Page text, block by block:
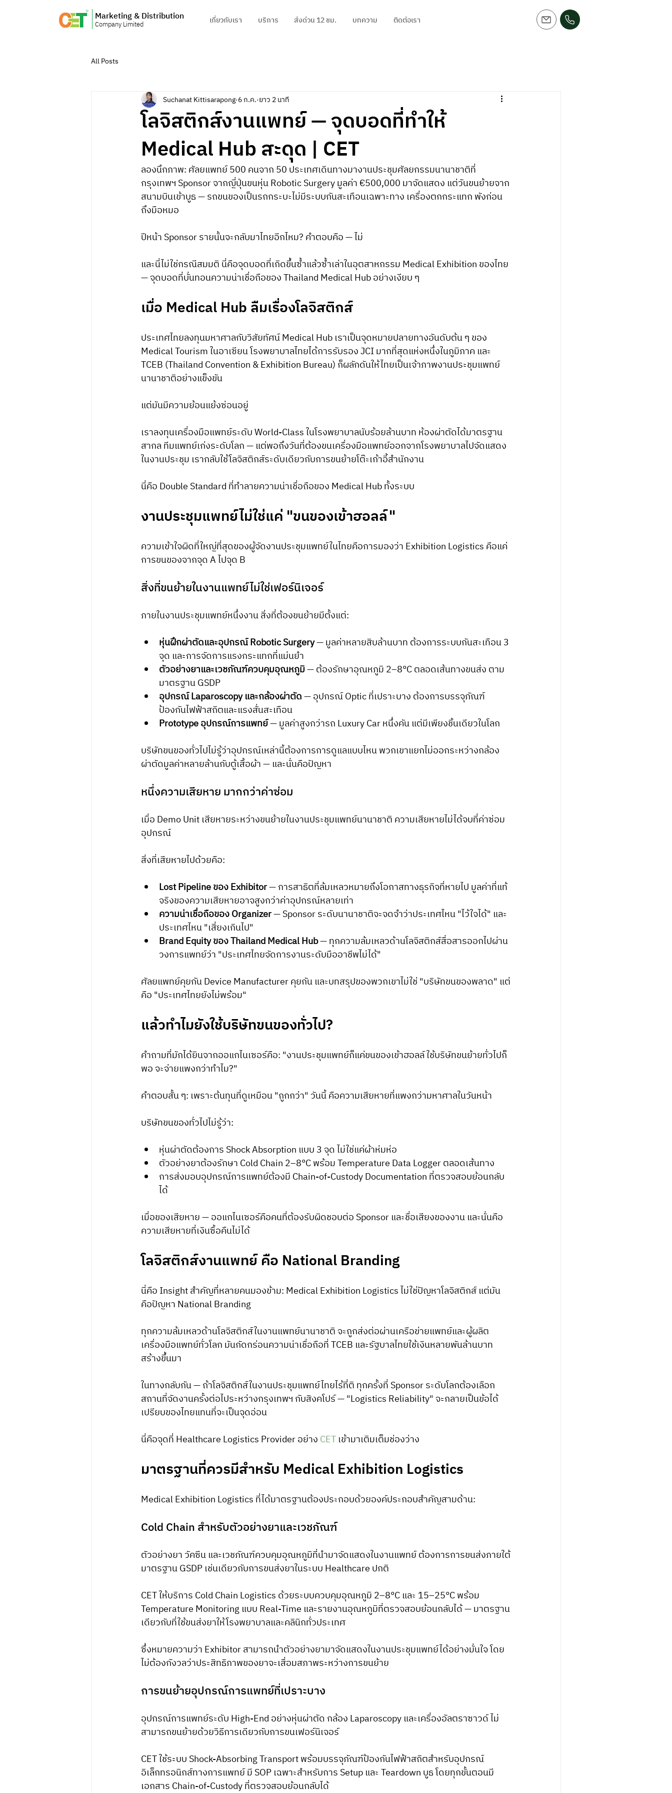
Marketing & Distribution
Company Limited เกี่ยวกับเรา บริการ ส่งด่วน 12 ชม. บทความ ติดต่อเรา
All Posts
โลจิสติกส์งานแพทย์ — จุดบอดที่ทำให้
Medical Hub สะดุด | CET
Suchanat Kittisarapong 6 ก.ค. ยาว 2 นาที
ลองนึกภาพ: ศัลยแพทย์ 500 คนจาก 50 ประเทศเดินทางมางานประชุมศัลยกรรมนานาชาติที่
กรุงเทพฯ Sponsor จากญี่ปุ่นขนหุ่น Robotic Surgery มูลค่า €500,000 มาจัดแสดง แต่วันขนย้ายจาก
สนามบินเข้าบูธ — รถขนของเป็นรถกระบะไม่มีระบบกันสะเทือนเฉพาะทาง เครื่องตกกระแทก พังก่อน
ถึงมือหมอ
ปีหน้า Sponsor รายนั้นจะกลับมาไทยอีกไหม? คำตอบคือ — ไม่
และนี่ไม่ใช่กรณีสมมติ นี่คือจุดบอดที่เกิดขึ้นซ้ำแล้วซ้ำเล่าในอุตสาหกรรม Medical Exhibition ของไทย
— จุดบอดที่บั่นทอนความน่าเชื่อถือของ Thailand Medical Hub อย่างเงียบ ๆ
เมื่อ Medical Hub ลืมเรื่องโลจิสติกส์
ประเทศไทยลงทุนมหาศาลกับวิสัยทัศน์ Medical Hub เราเป็นจุดหมายปลายทางอันดับต้น ๆ ของ
Medical Tourism ในอาเซียน โรงพยาบาลไทยได้การรับรอง JCI มากที่สุดแห่งหนึ่งในภูมิภาค และ
TCEB (Thailand Convention & Exhibition Bureau) ก็ผลักดันให้ไทยเป็นเจ้าภาพงานประชุมแพทย์
นานาชาติอย่างแข็งขัน
แต่มันมีความย้อนแย้งซ่อนอยู่
เราลงทุนเครื่องมือแพทย์ระดับ World-Class ในโรงพยาบาลนับร้อยล้านบาท ห้องผ่าตัดได้มาตรฐาน
สากล ทีมแพทย์เก่งระดับโลก — แต่พอถึงวันที่ต้องขนเครื่องมือแพทย์ออกจากโรงพยาบาลไปจัดแสดง
ในงานประชุม เรากลับใช้โลจิสติกส์ระดับเดียวกับการขนย้ายโต๊ะเก้าอี้สำนักงาน
นี่คือ Double Standard ที่ทำลายความน่าเชื่อถือของ Medical Hub ทั้งระบบ
งานประชุมแพทย์ไม่ใช่แค่ "ขนของเข้าฮอลล์"
ความเข้าใจผิดที่ใหญ่ที่สุดของผู้จัดงานประชุมแพทย์ในไทยคือการมองว่า Exhibition Logistics คือแค่
การขนของจากจุด A ไปจุด B
สิ่งที่ขนย้ายในงานแพทย์ไม่ใช่เฟอร์นิเจอร์
ภายในงานประชุมแพทย์หนึ่งงาน สิ่งที่ต้องขนย้ายมีตั้งแต่:
หุ่นฝึกผ่าตัดและอุปกรณ์ Robotic Surgery — มูลค่าหลายสิบล้านบาท ต้องการระบบกันสะเทือน 3
จุด และการจัดการแรงกระแทกที่แม่นยำ
ตัวอย่างยาและเวชภัณฑ์ควบคุมอุณหภูมิ — ต้องรักษาอุณหภูมิ 2–8°C ตลอดเส้นทางขนส่ง ตาม
มาตรฐาน GSDP
อุปกรณ์ Laparoscopy และกล้องผ่าตัด — อุปกรณ์ Optic ที่เปราะบาง ต้องการบรรจุภัณฑ์
ป้องกันไฟฟ้าสถิตและแรงสั่นสะเทือน
Prototype อุปกรณ์การแพทย์ — มูลค่าสูงกว่ารถ Luxury Car หนึ่งคัน แต่มีเพียงชิ้นเดียวในโลก
บริษัทขนของทั่วไปไม่รู้ว่าอุปกรณ์เหล่านี้ต้องการการดูแลแบบไหน พวกเขาแยกไม่ออกระหว่างกล้อง
ผ่าตัดมูลค่าหลายล้านกับตู้เสื้อผ้า — และนั่นคือปัญหา
หนึ่งความเสียหาย มากกว่าค่าซ่อม
เมื่อ Demo Unit เสียหายระหว่างขนย้ายในงานประชุมแพทย์นานาชาติ ความเสียหายไม่ได้จบที่ค่าซ่อม
อุปกรณ์
สิ่งที่เสียหายไปด้วยคือ:
Lost Pipeline ของ Exhibitor — การสาธิตที่ล้มเหลวหมายถึงโอกาสทางธุรกิจที่หายไป มูลค่าที่แท้
จริงของความเสียหายอาจสูงกว่าค่าอุปกรณ์หลายเท่า
ความน่าเชื่อถือของ Organizer — Sponsor ระดับนานาชาติจะจดจำว่าประเทศไหน "ไว้ใจได้" และ
ประเทศไหน "เสี่ยงเกินไป"
Brand Equity ของ Thailand Medical Hub — ทุกความล้มเหลวด้านโลจิสติกส์สื่อสารออกไปผ่าน
วงการแพทย์ว่า "ประเทศไทยจัดการงานระดับมืออาชีพไม่ได้"
ศัลยแพทย์คุยกัน Device Manufacturer คุยกัน และบทสรุปของพวกเขาไม่ใช่ "บริษัทขนของพลาด" แต่
คือ "ประเทศไทยยังไม่พร้อม"
แล้วทำไมยังใช้บริษัทขนของทั่วไป?
คำถามที่มักได้ยินจากออแกไนเซอร์คือ: "งานประชุมแพทย์ก็แค่ขนของเข้าฮอลล์ ใช้บริษัทขนย้ายทั่วไปก็
พอ จะจ่ายแพงกว่าทำไม?"
คำตอบสั้น ๆ: เพราะต้นทุนที่ดูเหมือน "ถูกกว่า" วันนี้ คือความเสียหายที่แพงกว่ามหาศาลในวันหน้า
บริษัทขนของทั่วไปไม่รู้ว่า:
หุ่นผ่าตัดต้องการ Shock Absorption แบบ 3 จุด ไม่ใช่แค่ผ้าห่มห่อ
ตัวอย่างยาต้องรักษา Cold Chain 2–8°C พร้อม Temperature Data Logger ตลอดเส้นทาง
การส่งมอบอุปกรณ์การแพทย์ต้องมี Chain-of-Custody Documentation ที่ตรวจสอบย้อนกลับ
ได้
เมื่อของเสียหาย — ออแกไนเซอร์คือคนที่ต้องรับผิดชอบต่อ Sponsor และชื่อเสียงของงาน และนั่นคือ
ความเสียหายที่เงินซื้อคืนไม่ได้
โลจิสติกส์งานแพทย์ คือ National Branding
นี่คือ Insight สำคัญที่หลายคนมองข้าม: Medical Exhibition Logistics ไม่ใช่ปัญหาโลจิสติกส์ แต่มัน
คือปัญหา National Branding
ทุกความล้มเหลวด้านโลจิสติกส์ในงานแพทย์นานาชาติ จะถูกส่งต่อผ่านเครือข่ายแพทย์และผู้ผลิต
เครื่องมือแพทย์ทั่วโลก มันกัดกร่อนความน่าเชื่อถือที่ TCEB และรัฐบาลไทยใช้เงินหลายพันล้านบาท
สร้างขึ้นมา
ในทางกลับกัน — ถ้าโลจิสติกส์ในงานประชุมแพทย์ไทยไร้ที่ติ ทุกครั้งที่ Sponsor ระดับโลกต้องเลือก
สถานที่จัดงานครั้งต่อไประหว่างกรุงเทพฯ กับสิงคโปร์ — "Logistics Reliability" จะกลายเป็นข้อได้
เปรียบของไทยแทนที่จะเป็นจุดอ่อน
นี่คือจุดที่ Healthcare Logistics Provider อย่าง CET เข้ามาเติมเต็มช่องว่าง
มาตรฐานที่ควรมีสำหรับ Medical Exhibition Logistics
Medical Exhibition Logistics ที่ได้มาตรฐานต้องประกอบด้วยองค์ประกอบสำคัญสามด้าน:
Cold Chain สำหรับตัวอย่างยาและเวชภัณฑ์
ตัวอย่างยา วัคซีน และเวชภัณฑ์ควบคุมอุณหภูมิที่นำมาจัดแสดงในงานแพทย์ ต้องการการขนส่งภายใต้
มาตรฐาน GSDP เช่นเดียวกับการขนส่งยาในระบบ Healthcare ปกติ
CET ให้บริการ Cold Chain Logistics ด้วยระบบควบคุมอุณหภูมิ 2–8°C และ 15–25°C พร้อม
Temperature Monitoring แบบ Real-Time และรายงานอุณหภูมิที่ตรวจสอบย้อนกลับได้ — มาตรฐาน
เดียวกับที่ใช้ขนส่งยาให้โรงพยาบาลและคลินิกทั่วประเทศ
ซึ่งหมายความว่า Exhibitor สามารถนำตัวอย่างยามาจัดแสดงในงานประชุมแพทย์ได้อย่างมั่นใจ โดย
ไม่ต้องกังวลว่าประสิทธิภาพของยาจะเสื่อมสภาพระหว่างการขนย้าย
การขนย้ายอุปกรณ์การแพทย์ที่เปราะบาง
อุปกรณ์การแพทย์ระดับ High-End อย่างหุ่นผ่าตัด กล้อง Laparoscopy และเครื่องอัลตราซาวด์ ไม่
สามารถขนย้ายด้วยวิธีการเดียวกับการขนเฟอร์นิเจอร์
CET ใช้ระบบ Shock-Absorbing Transport พร้อมบรรจุภัณฑ์ป้องกันไฟฟ้าสถิตสำหรับอุปกรณ์
อิเล็กทรอนิกส์ทางการแพทย์ มี SOP เฉพาะสำหรับการ Setup และ Teardown บูธ โดยทุกขั้นตอนมี
เอกสาร Chain-of-Custody ที่ตรวจสอบย้อนกลับได้